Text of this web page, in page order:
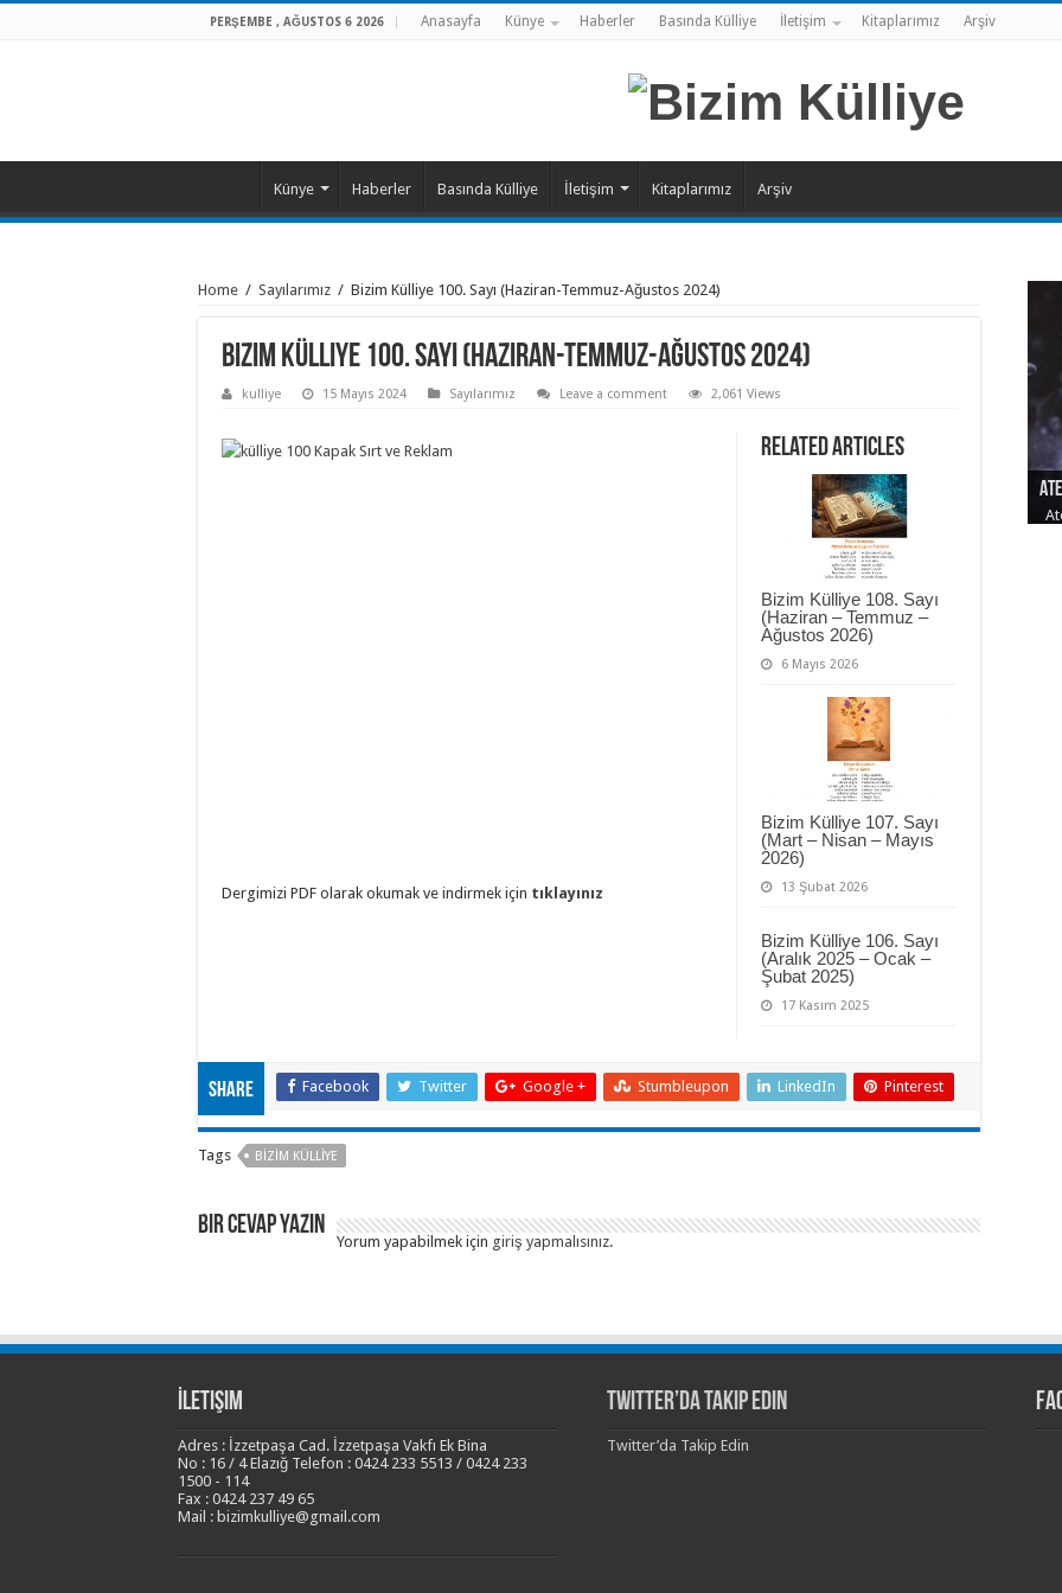
PERŞEMBE , AĞUSTOS 6 2026 Anasayfa Künye Haberler Basında Külliye İletişim Kitaplarımız Arşiv
Künye Haberler Basında Külliye İletişim Kitaplarımız Arşiv
Home / Sayılarımız / Bizim Külliye 100. Sayı (Haziran-Temmuz-Ağustos 2024)
Bizim Külliye 100. Sayı (Haziran-Temmuz-Ağustos 2024)
kulliye 15 Mayıs 2024 Sayılarımız Leave a comment 2,061 Views
Related Articles
Bizim Külliye 108. Sayı
(Haziran – Temmuz –
Ağustos 2026)
6 Mayıs 2026
Bizim Külliye 107. Sayı
(Mart – Nisan – Mayıs
2026)
13 Şubat 2026
Bizim Külliye 106. Sayı
(Aralık 2025 – Ocak –
Şubat 2025)
17 Kasım 2025
Dergimizi PDF olarak okumak ve indirmek için tıklayınız
Share Facebook Twitter Google + Stumbleupon LinkedIn Pinterest
Tags BIZIM KÜLLIYE
Bir Cevap Yazın
Yorum yapabilmek için giriş yapmalısınız.
İletişim
Adres : İzzetpaşa Cad. İzzetpaşa Vakfı Ek Bina
No : 16 / 4 Elazığ Telefon : 0424 233 5513 / 0424 233
1500 - 114
Fax : 0424 237 49 65
Mail : bizimkulliye@gmail.com
Twitter’da Takip Edin
Twitter’da Takip Edin